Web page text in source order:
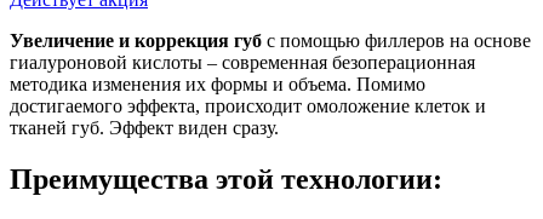
Увеличение и коррекция губ с помощью филлеров на основе
гиалуроновой кислоты – современная безоперационная
методика изменения их формы и объема. Помимо
достигаемого эффекта, происходит омоложение клеток и
тканей губ. Эффект виден сразу.
Преимущества этой технологии: